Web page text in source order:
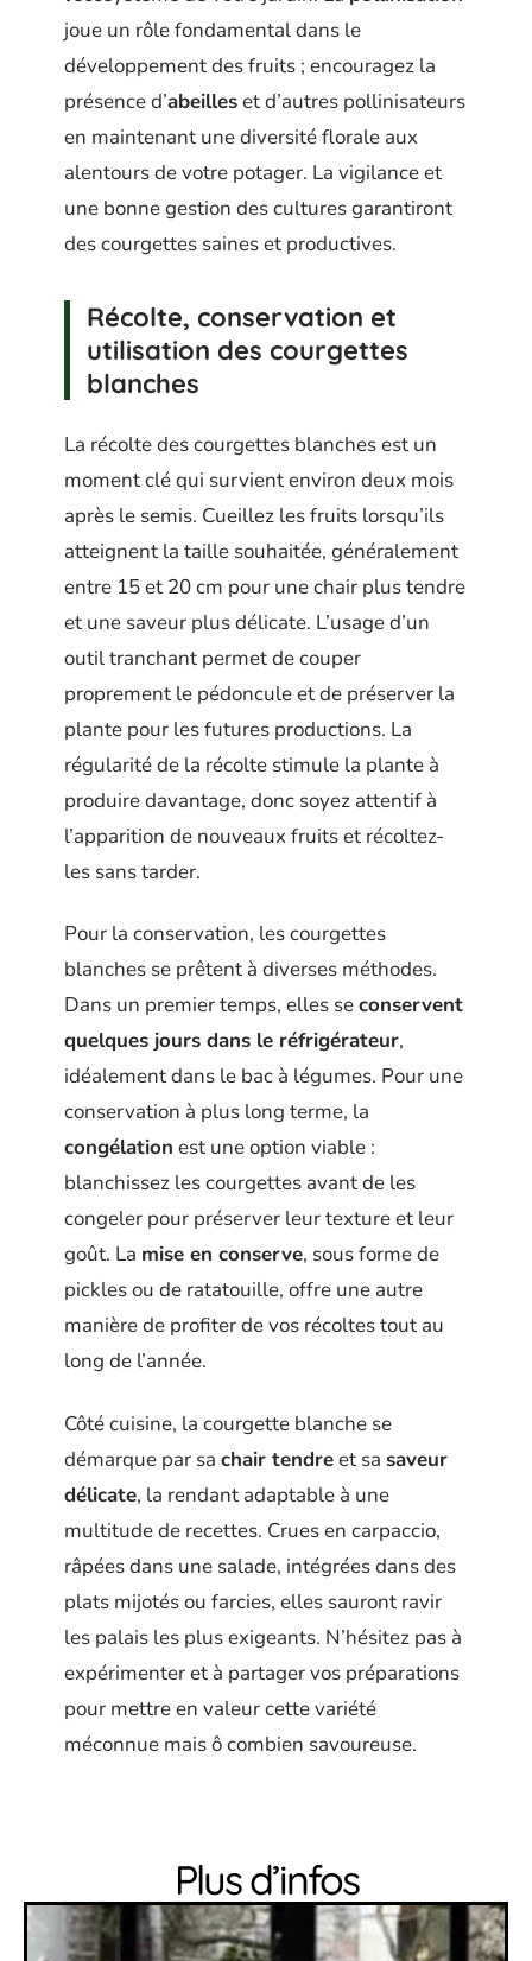
joue un rôle fondamental dans le
développement des fruits ; encouragez la
présence d’abeilleset d’autres pollinisateurs
en maintenant une diversité florale aux
alentours de votre potager. La vigilance et
une bonne gestion des cultures garantiront
des courgettes saines et productives.
Récolte, conservation et
utilisation des courgettes
blanches
La récolte des courgettes blanches est un
moment clé qui survient environ deux mois
après le semis. Cueillez les fruits lorsqu’ils
atteignent la taille souhaitée, généralement
entre 15 et 20 cm pour une chair plus tendre
et une saveur plus délicate. L’usage d’un
outil tranchant permet de couper
proprement le pédoncule et de préserver la
plante pour les futures productions. La
régularité de la récolte stimule la plante à
produire davantage, donc soyez attentif à
l’apparition de nouveaux fruits et récoltez-
les sans tarder.
Pour la conservation, les courgettes
blanches se prêtent à diverses méthodes.
Dans un premier temps, elles seconservent
quelques jours dans le réfrigérateur,
idéalement dans le bac à légumes. Pour une
conservation à plus long terme, la
congélation est une option viable :
blanchissez les courgettes avant de les
congeler pour préserver leur texture et leur
goût. La mise en conserve, sous forme de
pickles ou de ratatouille, offre une autre
manière de profiter de vos récoltes tout au
long de l’année.
Côté cuisine, la courgette blanche se
démarque par sa chair tendreet sa saveur
délicate, la rendant adaptable à une
multitude de recettes. Crues en carpaccio,
râpées dans une salade, intégrées dans des
plats mijotés ou farcies, elles sauront ravir
les palais les plus exigeants. N’hésitez pas à
expérimenter et à partager vos préparations
pour mettre en valeur cette variété
méconnue mais ô combien savoureuse.
Plus d’infos